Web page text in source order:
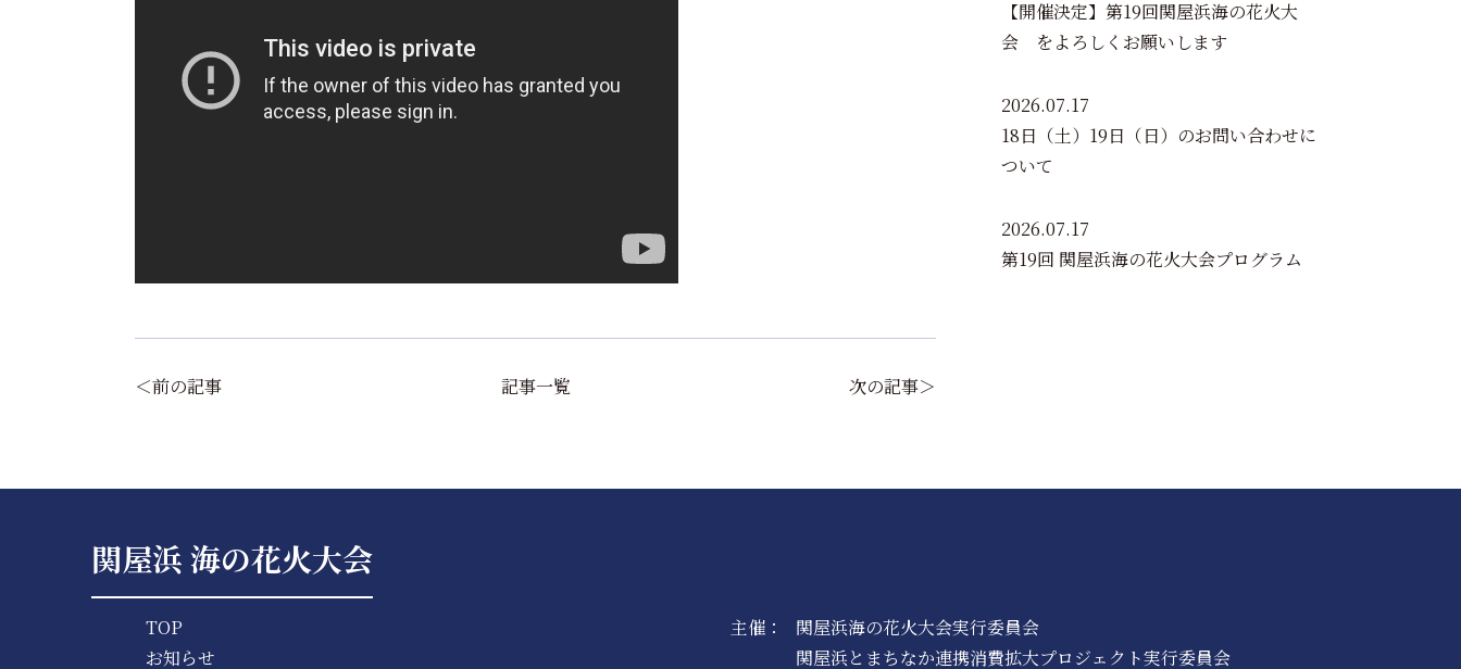
＜前の記事 記事一覧 次の記事＞
【開催決定】第19回関屋浜海の花火大
会 をよろしくお願いします
2026.07.17
18日（土）19日（日）のお問い合わせに
ついて
2026.07.17
第19回 関屋浜海の花火大会プログラム
関屋浜 海の花火大会
TOP
お知らせ
主催：
関屋浜海の花火大会実行委員会
関屋浜とまちなか連携消費拡大プロジェクト実行委員会